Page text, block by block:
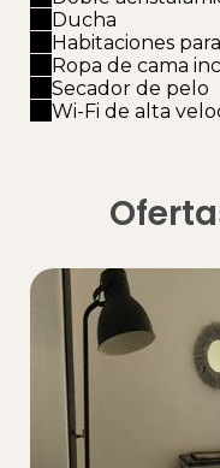
Ducha
Habitaciones
Ropa de cama
Secador de pelo
Wi-Fi de alta